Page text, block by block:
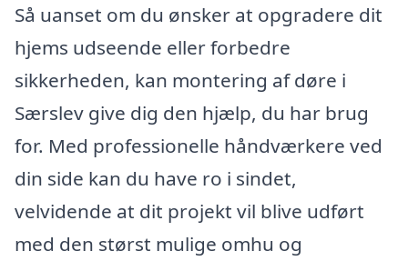
Så uanset om du ønsker at opgradere dit
hjems udseende eller forbedre
sikkerheden, kan montering af døre i
Særslev give dig den hjælp, du har brug
for. Med professionelle håndværkere ved
din side kan du have ro i sindet,
velvidende at dit projekt vil blive udført
med den størst mulige omhu og